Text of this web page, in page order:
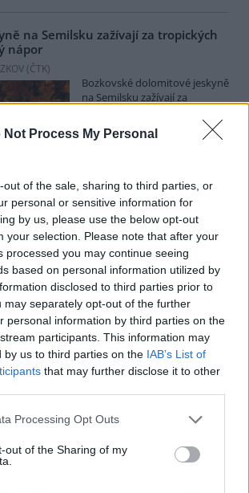
Not Process My Personal
out of the sale, sharing to third parties, or
personal or sensitive information for
by us, please use the below opt-out
your selection. Please note that after your
processed you may continue seeing
based on personal information utilized by
disclosed to third parties prior to
may separately opt-out of the further
personal information by third parties on the
participants. This information may
by us to third parties on the IAB’s List of
that may further disclose it to other
Processing Opt Outs
out of the Sharing of my
na Semilsku zažívají za tropických
nápor
(ČTK)
Bozkovské dolomitové jeskyně
na Semilsku zažívají za
nečekaný nápor. Jde sice o
jedno z nejchladnějších míst v
má stálou teplotu mezi 7,5 až devíti stupni
lidé přicházeli spíše v době, když bylo nevlídno.
zatkli stovky lidí kvůli
kriminalitě
(ČTK)
Policisté v pěti zemích ležících
v Amazonii pozatýkali stovky
lidí a zabavili dřevo, minerály i
zvířata v hodnotě přes 280
milionů dolarů (kolem 5,9
z největších koordinovaných zásahů
kriminalitě v největším deštném pralese
AP, podle níž se do operace nazvané
Pardubicích vyschl. Městský obvod
Labe vyčistilo koryto